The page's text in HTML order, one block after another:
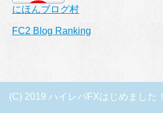
にほんブログ村
FC2 Blog Ranking
(C) 2019 ハイレバFXはじめました！